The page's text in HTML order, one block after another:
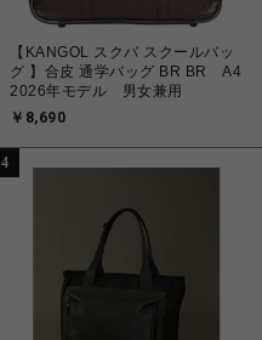
【KANGOL スクバ スクールバッ
グ 】合皮 通学バッグ BR BR A4
2026年モデル 男女兼用
￥8,690
4